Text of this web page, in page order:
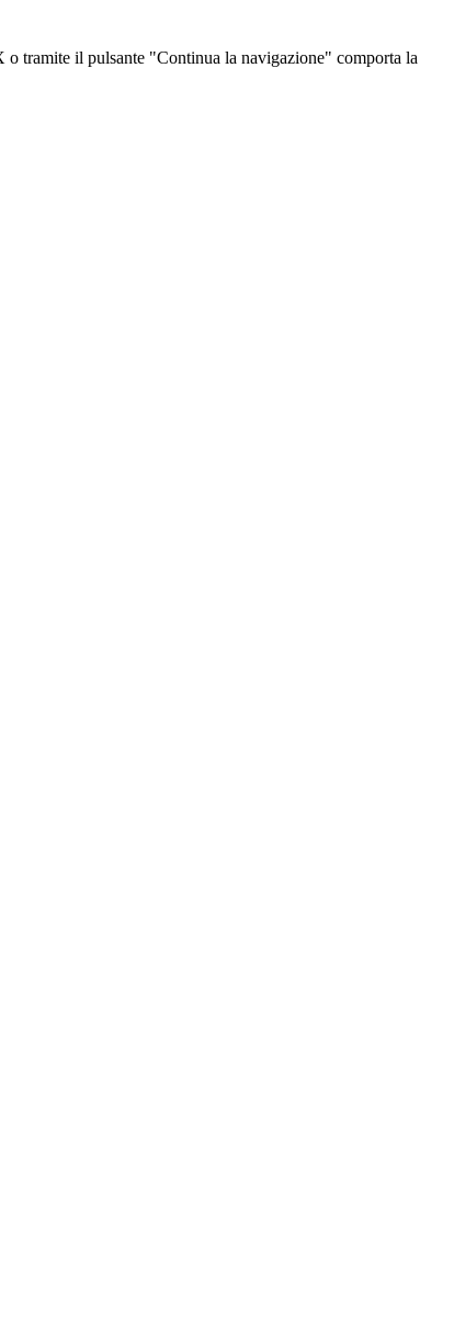
tramite il pulsante "Continua la navigazione" comporta la